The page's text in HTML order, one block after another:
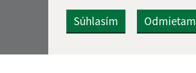
Súhlasím Odmietam